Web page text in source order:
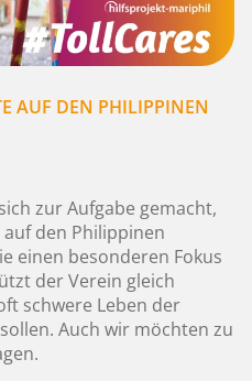
AUF DEN PHILIPPINEN
zur Aufgabe gemacht,
den Philippinen
einen besonderen Fokus
der Verein gleich
schwere Leben der
Auch wir möchten zu